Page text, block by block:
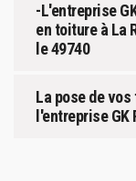
-L'entreprise
en toiture à La
le 49740
La pose de
l'entreprise GK